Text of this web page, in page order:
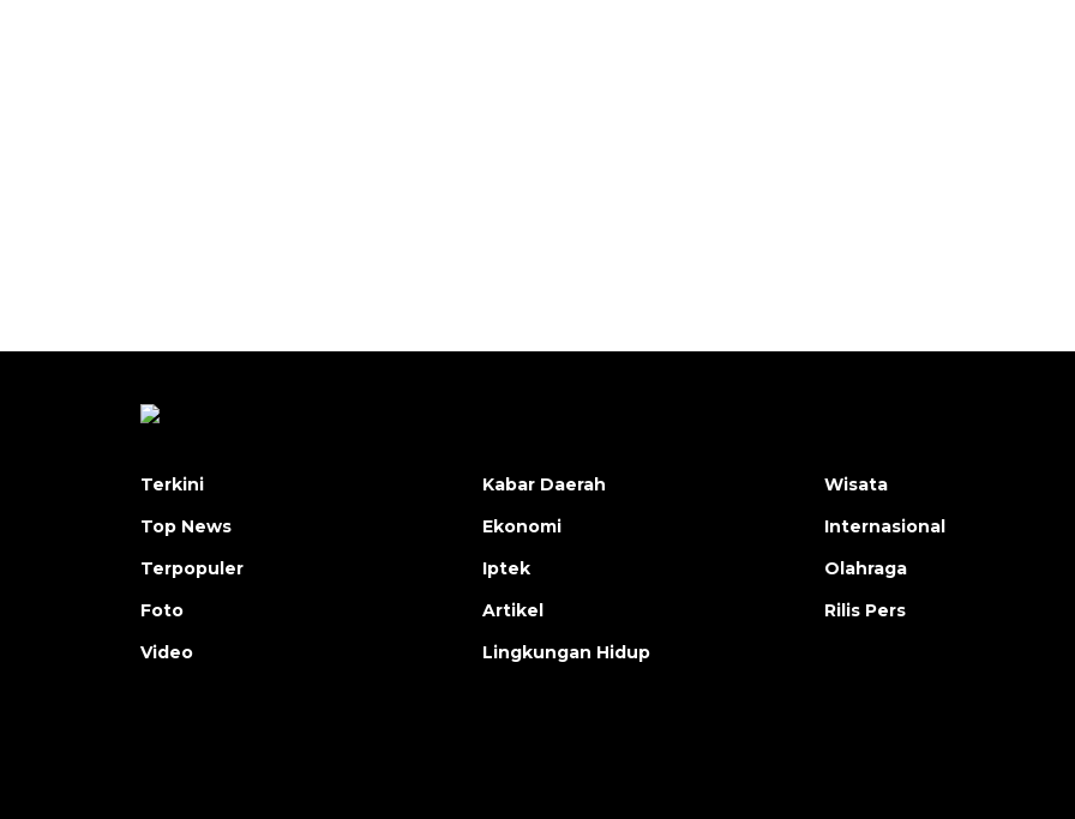
Terkini
Top News
Terpopuler
Foto
Video
Kabar Daerah
Ekonomi
Iptek
Artikel
Lingkungan Hidup
Wisata
Internasional
Olahraga
Rilis Pers